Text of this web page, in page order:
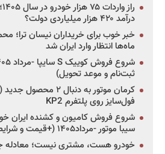
درآمد ۴۲۰ هزار میلیاردی دولت؟
خبر خوب برای خریداران نیسان ترا؛
ماه‌ها انتظار وارد ایران شد
ثبت‌نام و موعد تحویل)
فول‌سایز روی پلتفرم KP2
شروع فروش کامیون و کشنده ایران
سیبا موتور -مرداد۱۴۰۵ (+قیمت و شرایط)
خودرو هست، مشتری نیست؛ معادله